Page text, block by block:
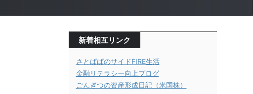
新着相互リンク
さとぱぱのサイドFIRE生活
金融リテラシー向上ブログ
ごんぎつの資産形成日記（米国株）